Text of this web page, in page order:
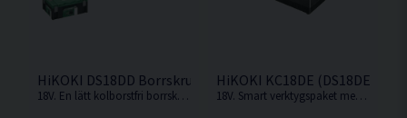
HiKOKI DS18DD Borrskruvdragare 18V HSC
18V. En lätt kolborstfri borrskruvdragare med enastående balans och manövrerbarhet från HiKOKI. Levereras utan batteri och laddare.
HiKOKI KC18DE (DS18DE/
18V. Smart verktygspaket med 2 st kompakta och kraftfulla 18V batteriverktyg. Nu med nya BSL36A18X batterier.